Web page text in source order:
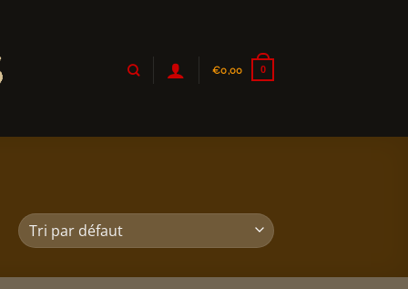
€0,00 0